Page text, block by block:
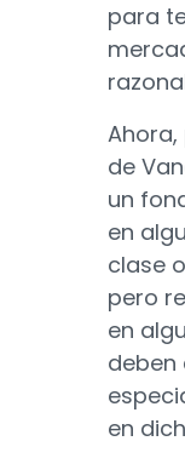
para
de
un
en
clase
pero
en
deben
en